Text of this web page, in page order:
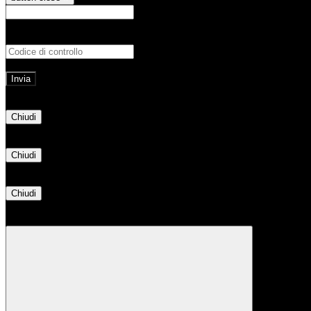
Chiudi
Chiudi
Chiudi